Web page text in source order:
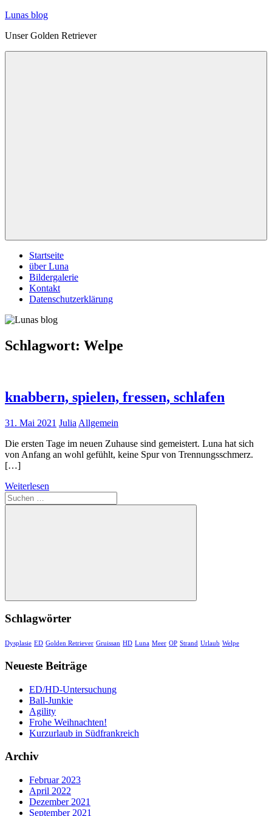
Zum
springen
Lunas blog
Unser Golden Retriever
Startseite
über Luna
Bildergalerie
Kontakt
Datenschutzerklärung
Schlagwort: Welpe
knabbern, spielen, fressen, schlafen
31. Mai 2021 Julia Allgemein
Die ersten Tage im neuen Zuhause sind gemeistert. Luna hat sich
von Anfang an wohl gefühlt, keine Spur von Trennungsschmerz.
[…]
Weiterlesen
Suchen
nach:
Suchen
Schlagwörter
Dysplasie ED Golden Retriever Gruissan HD Luna Meer OP Strand Urlaub Welpe
Neueste Beiträge
ED/HD-Untersuchung
Ball-Junkie
Agility
Frohe Weihnachten!
Kurzurlaub in Südfrankreich
Archiv
Februar 2023
April 2022
Dezember 2021
September 2021